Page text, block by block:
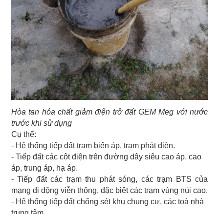
Hòa tan hóa chất giảm điện trở đất GEM Meg với nước
trước khi sử dụng
Cụ thể:
- Hệ thống tiếp đất trạm biến áp, trạm phát điện.
- Tiếp đất các cột điện trên đường dây siêu cao áp, cao
áp, trung áp, hạ áp.
- Tiếp đất các trạm thu phát sóng, các trạm BTS của
mạng di động viễn thông, đặc biệt các trạm vùng núi cao.
- Hệ thống tiếp đất chống sét khu chung cư, các toà nhà